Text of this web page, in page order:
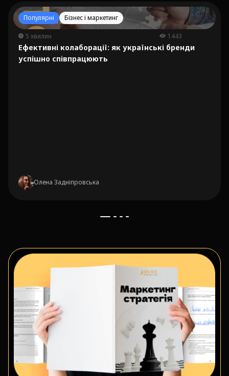
Популярні Бізнес і маркетинг
5 хвилин 1443
Ефективні колаборації: як українські бренди
успішно співпрацюють
Олена Задніпровська